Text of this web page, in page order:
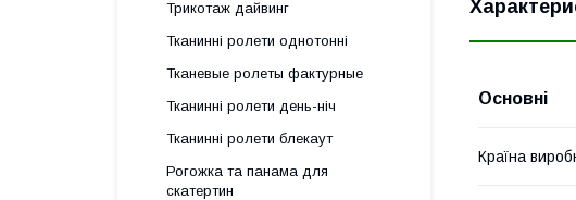
Основні
Країна
Трикотаж дайвинг
Тканинні ролети однотонні
Тканевые ролеты фактурные
Тканинні ролети день-ніч
Тканинні ролети блекаут
Рогожка та панама для
скатертин